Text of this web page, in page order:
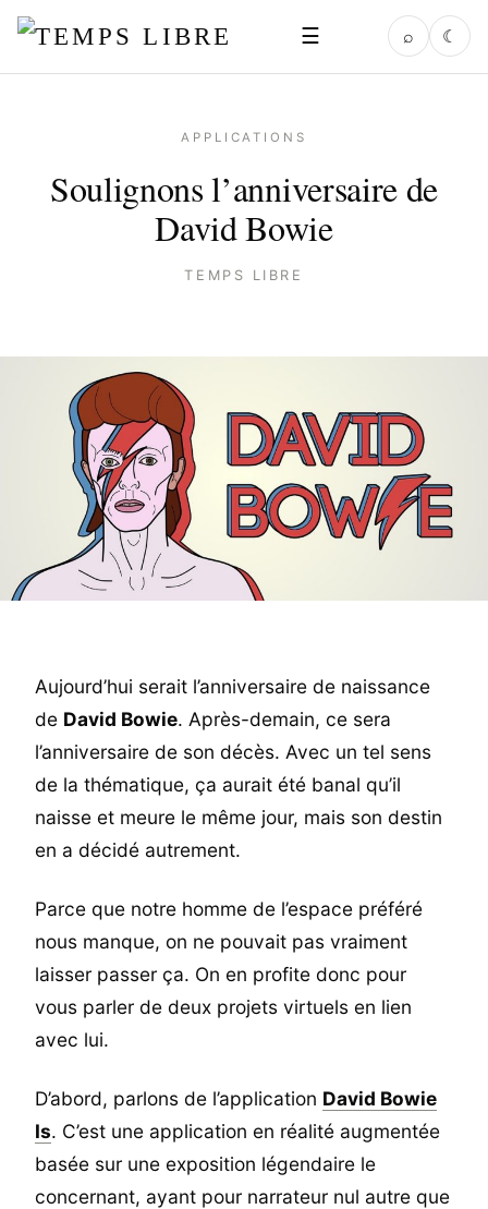
☰ ⌕ ☾
APPLICATIONS
Soulignons l’anniversaire de
David Bowie
TEMPS LIBRE
Aujourd’hui serait l’anniversaire de naissance
de David Bowie. Après-demain, ce sera
l’anniversaire de son décès. Avec un tel sens
de la thématique, ça aurait été banal qu’il
naisse et meure le même jour, mais son destin
en a décidé autrement.
Parce que notre homme de l’espace préféré
nous manque, on ne pouvait pas vraiment
laisser passer ça. On en profite donc pour
vous parler de deux projets virtuels en lien
avec lui.
D’abord, parlons de l’application David Bowie
Is. C’est une application en réalité augmentée
basée sur une exposition légendaire le
concernant, ayant pour narrateur nul autre que